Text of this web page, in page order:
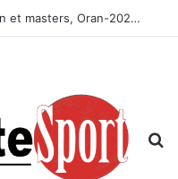
Championnat national d’été open et masters, Oran-2026 — Le CRB s’adjuge le titre